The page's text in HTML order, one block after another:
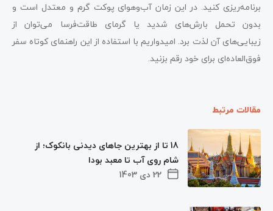
برنامه‌ریزی کنید. در این زمان آب‌وهوای پوکت گرم و معتدل است و
بدون تحمل بارش‌های شدید یا گرمای طاقت‌فرسا می‌توان از
زیبایی‌های آن لذت برد. امیدواریم با استفاده از این راهنمای کوتاه سفر
فوق‌العاده‌ای برای خود رقم بزنید.
مقالات مرتبط
22 دی 1403
18 تا از بهترین جاهای دیدنی بانکوک؛ از
شام روی آب تا معبد بودا